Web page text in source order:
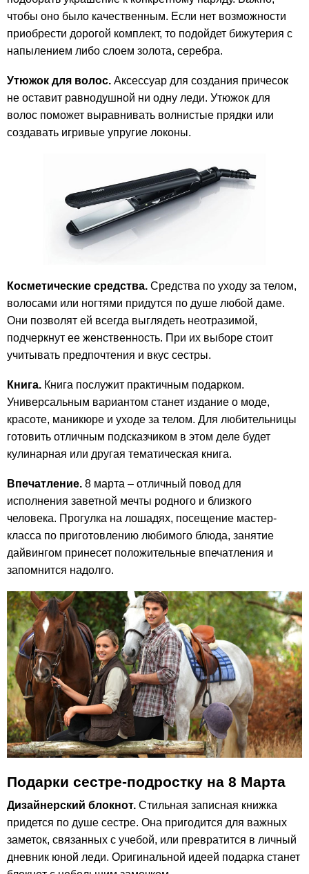
чтобы оно было качественным. Если нет возможности
приобрести дорогой комплект, то подойдет бижутерия с
напылением либо слоем золота, серебра.
Утюжок для волос. Аксессуар для создания причесок
не оставит равнодушной ни одну леди. Утюжок для
волос поможет выравнивать волнистые прядки или
создавать игривые упругие локоны.
Косметические средства. Средства по уходу за телом,
волосами или ногтями придутся по душе любой даме.
Они позволят ей всегда выглядеть неотразимой,
подчеркнут ее женственность. При их выборе стоит
учитывать предпочтения и вкус сестры.
Книга. Книга послужит практичным подарком.
Универсальным вариантом станет издание о моде,
красоте, маникюре и уходе за телом. Для любительницы
готовить отличным подсказчиком в этом деле будет
кулинарная или другая тематическая книга.
Впечатление. 8 марта – отличный повод для
исполнения заветной мечты родного и близкого
человека. Прогулка на лошадях, посещение мастер-
класса по приготовлению любимого блюда, занятие
дайвингом принесет положительные впечатления и
запомнится надолго.
Подарки сестре-подростку на 8 Марта
Дизайнерский блокнот. Стильная записная книжка
придется по душе сестре. Она пригодится для важных
заметок, связанных с учебой, или превратится в личный
дневник юной леди. Оригинальной идеей подарка станет